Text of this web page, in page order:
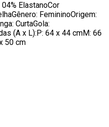
ElastanoCor
FemininoOrigem:
CurtaGola:
(A x L):P: 64 x 44 cmM: 66
50 cm